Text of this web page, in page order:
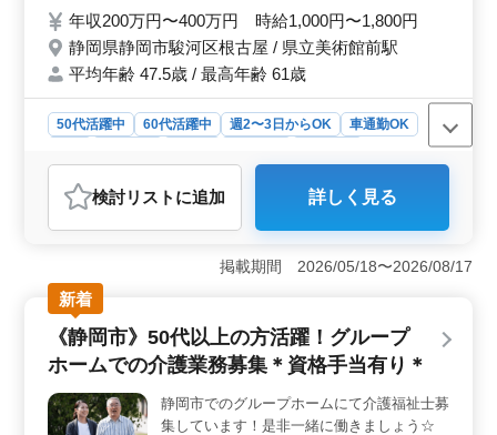
年収200万円〜400万円 時給1,000円〜1,800円
静岡県静岡市駿河区根古屋 / 県立美術館前駅
平均年齢 47.5歳 / 最高年齢 61歳
50代活躍中 60代活躍中 週2〜3日からOK
車通勤OK
介護福祉士・介護スタッフ
おすすめポイント
＜福利厚生と労働環境＞ 社会保険完備、資格手当あ
り、無料駐車場利用可能など、充実した福利厚生が魅力
です。また、完全週休2日制で、ワークライフバランスを
保ちやすい環境が整っています。 ＜シニア世代の活
躍＞ 平均年齢が47.5歳と高く、50代、60代が活躍中。
経験豊富なシニア層にとっても働きやすい環境です。経
験を活かしながら安定して働けます。 ＜アクセスと
も可能です。正社員、契約社員、アルバイト・パート、
派遣社員と多様な雇用形態があるため、ライフスタイル
検討リスト に追加 詳しく見る
掲載期間 2026/05/18〜2026/08/17
新着
《静岡市》50代以上の方活躍！グループ
ホームでの介護業務募集＊資格手当有り＊
静岡市でのグループホームにて介護福祉士募
集しています！是非一緒に働きましょう☆